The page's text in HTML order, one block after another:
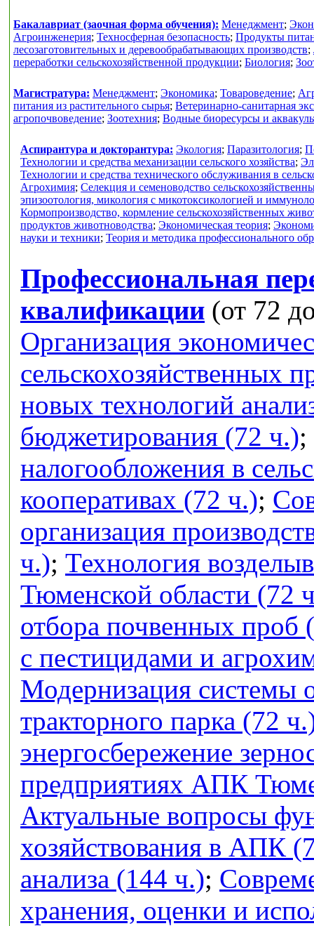
Бакалавриат (заочная форма обучения): Менеджмент;
Агроинженерия; Техносферная безопасность; Продукты
лесозаготовительных и деревообрабатывающих производств;
переработки сельскохозяйственной продукции; Биология;
Магистратура: Менеджмент; Экономика; Товароведение;
питания из растительного сырья; Ветеринарно-санитарная
агропочвоведение; Зоотехния; Водные биоресурсы и
Аспирантура и докторантура: Экология; Паразитология;
Технологии и средства механизации сельского хозяйства;
Технологии и средства технического обслуживания в
Агрохимия; Селекция и семеноводство
эпизоотология, микология с микотоксикологией и
Кормопроизводство, кормление сельскохозяйственных
продуктов животноводства; Экономическая теория;
науки и техники; Теория и методика профессионального
Профессиональная
квалификации (от 72
Организация
сельскохозяйственных
новых технологий
бюджетирования (72 ч.);
налогообложения в
кооперативах (72 ч.);
организация
ч.); Технология
Тюменской области (72
отбора почвенных проб
с пестицидами и
Модернизация системы
тракторного парка (72
энергосбережение
предприятиях АПК
Актуальные вопросы
хозяйствования в АПК
анализа (144 ч.);
хранения, оценки и